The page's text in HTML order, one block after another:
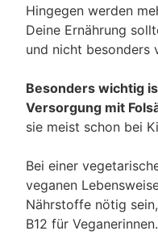
Hingegen werden
Deine Ernährung
und nicht besonders
Besonders wichtig
Versorgung mit
sie meist schon bei
Bei einer
veganen
Nährstoffe nötig
B12 für Veganerinnen.